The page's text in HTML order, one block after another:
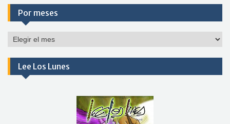
Por meses
Por
Lee Los Lunes